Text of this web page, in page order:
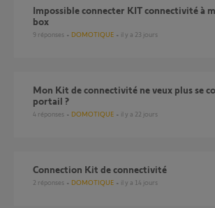
Impossible connecter KIT connectivité à mon tel et à ma
box
9 réponses DOMOTIQUE il y a 23 jours
Mon Kit de connectivité ne veux plus se connecter à mon
portail ?
4 réponses DOMOTIQUE il y a 22 jours
Connection Kit de connectivité
2 réponses DOMOTIQUE il y a 14 jours